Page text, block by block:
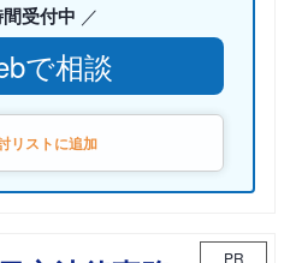
受付中
で相談
リストに追加
PR